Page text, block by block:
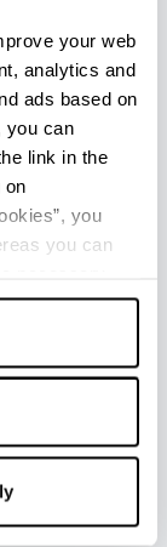
your web
analytics and
ads based on
you can
link in the
on
you
you can
for the
Informazioni e